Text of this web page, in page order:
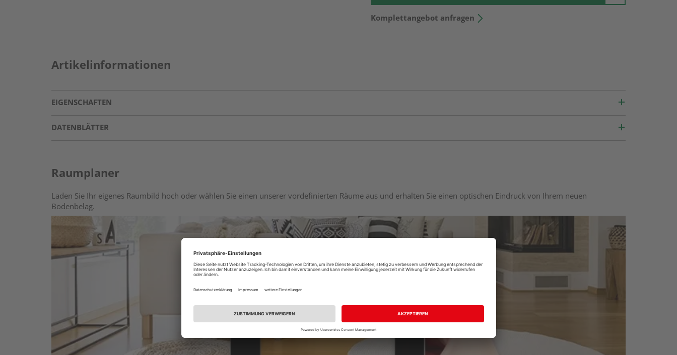
Komplettangebot anfragen
Artikelinformationen
EIGENSCHAFTEN
DATENBLÄTTER
Raumplaner
Laden Sie Ihr eigenes Raumbild hoch oder wählen Sie einen unserer vordefinierten Räume aus und erhalten Sie einen optischen Eindruck von Ihrem neuen
Bodenbelag.
Raumplaner